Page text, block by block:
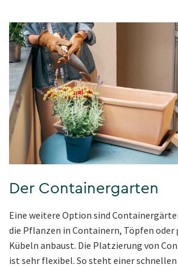
Der Containergarten
Eine weitere Option sind
die Pflanzen in Containern, Töpfen oder
Kübeln anbaust. Die Platzierung von
ist sehr flexibel. So steht einer